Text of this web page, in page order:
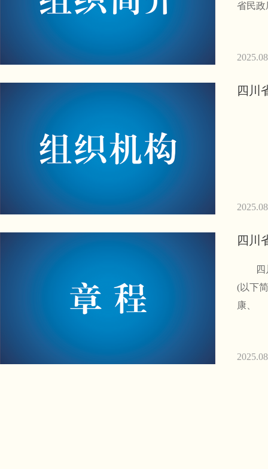
省民政
四川
四川
四川
(以下
康、